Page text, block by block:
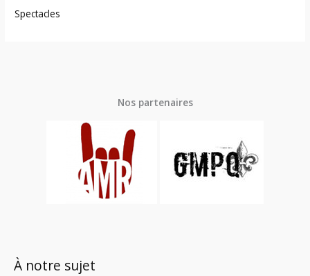
Spectacles
Nos partenaires
À notre sujet